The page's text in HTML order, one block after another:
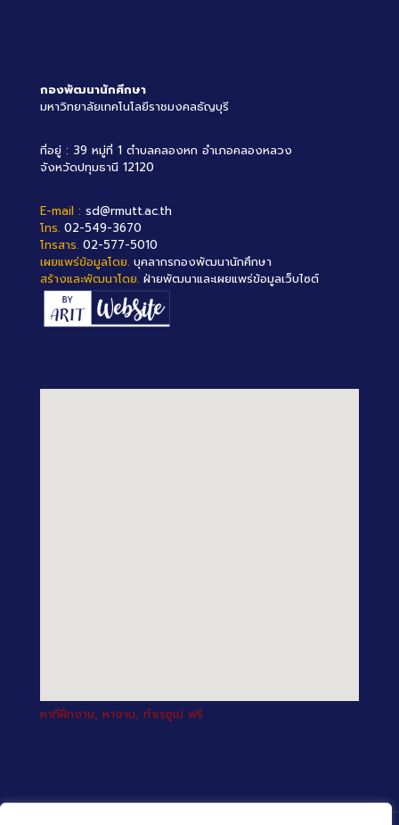
กองพัฒนานักศึกษา
มหาวิทยาลัยเทคโนโลยีราชมงคลธัญบุรี
ที่อยู่ : 39 หมู่ที่ 1 ตำบลคลองหก อำเภอคลองหลวง
จังหวัดปทุมธานี 12120
E-mail : sd@rmutt.ac.th
โทร. 02-549-3670
โทรสาร. 02-577-5010
เผยแพร่ข้อมูลโดย. บุคลากรกองพัฒนานักศึกษา
สร้างและพัฒนาโดย. ฝ่ายพัฒนาและเผยแพร่ข้อมูลเว็บไซต์
หาที่ฝึกงาน, หางาน, ทำเรซูเม่ ฟรี